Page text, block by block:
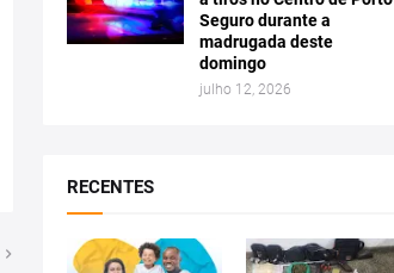
Seguro durante a
madrugada deste
domingo
julho 12, 2026
RECENTES